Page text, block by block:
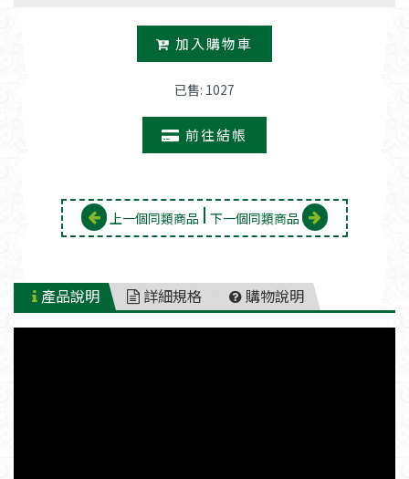
加入購物車
已售: 1027
前往結帳
上一個同類商品 下一個同類商品
產品說明 詳細規格 購物說明